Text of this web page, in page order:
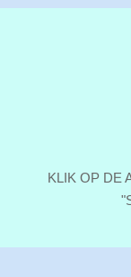
KLIK OP DE